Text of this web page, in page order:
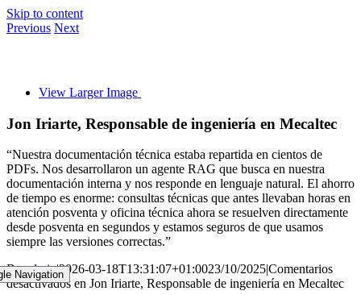
Skip to content
Navigation
Previous Next
View Larger Image
Jon Iriarte, Responsable de ingeniería en Mecaltec
“Nuestra documentación técnica estaba repartida en cientos de
PDFs. Nos desarrollaron un agente RAG que busca en nuestra
documentación interna y nos responde en lenguaje natural. El ahorro
de tiempo es enorme: consultas técnicas que antes llevaban horas en
atención posventa y oficina técnica ahora se resuelven directamente
desde posventa en segundos y estamos seguros de que usamos
siempre las versiones correctas.”
Byadmin|2026-03-18T13:31:07+01:0023/10/2025|Comentarios
desactivados en Jon Iriarte, Responsable de ingeniería en Mecaltec